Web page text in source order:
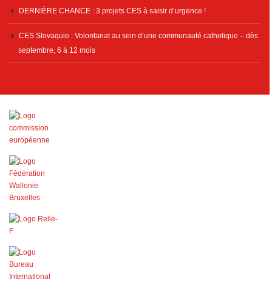
DERNIÈRE CHANCE : 3 projets CES à saisir d’urgence !
CES Slovaquie : Volontariat au sein d’une communauté catholique – dès
septembre, 6 à 12 mois